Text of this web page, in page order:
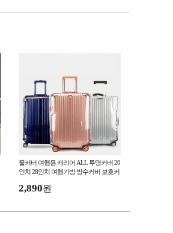
풀커버 여행용 캐리어 ALL 투명커버 20
인치 28인치 여행가방 방수커버 보호커
2,890원